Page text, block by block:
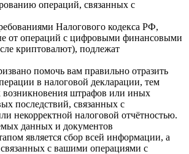
операций, связанных с
Налогового кодекса РФ,
от операций с цифровыми финансовыми
криптовалют), подлежат
помочь вам правильно отразить
в налоговой декларации, тем
возникновения штрафов или иных
последствий, связанных с
некорректной налоговой отчётностью.
данных и документов
является сбор всей информации, а
с вашими операциями с